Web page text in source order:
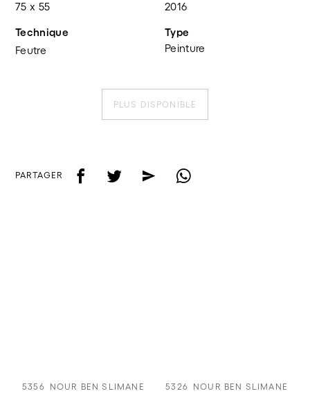
75 x 55
2016
Technique
Feutre
Type
Peinture
PLUS DISPONIBLE
PARTAGER f t e w
5356 NOUR BEN SLIMANE 5326 NOUR BEN SLIMANE